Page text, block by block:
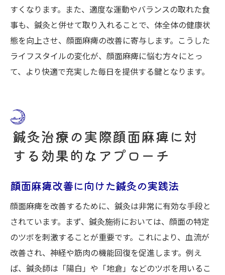
すくなります。また、適度な運動やバランスの取れた食
事も、鍼灸と併せて取り入れることで、体全体の健康状
態を向上させ、顔面麻痺の改善に寄与します。こうした
ライフスタイルの変化が、顔面麻痺に悩む方々にとっ
て、より快適で充実した毎日を提供する鍵となります。
鍼灸治療の実際顔面麻痺に対
する効果的なアプローチ
顔面麻痺改善に向けた鍼灸の実践法
顔面麻痺を改善するために、鍼灸は非常に有効な手段と
されています。まず、鍼灸施術においては、顔面の特定
のツボを刺激することが重要です。これにより、血流が
改善され、神経や筋肉の機能回復を促進します。例え
ば、鍼灸師は「陽白」や「地倉」などのツボを用いるこ